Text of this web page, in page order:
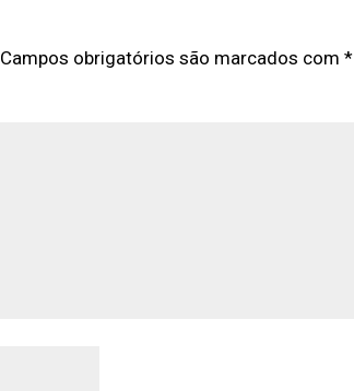
Campos obrigatórios são marcados com*